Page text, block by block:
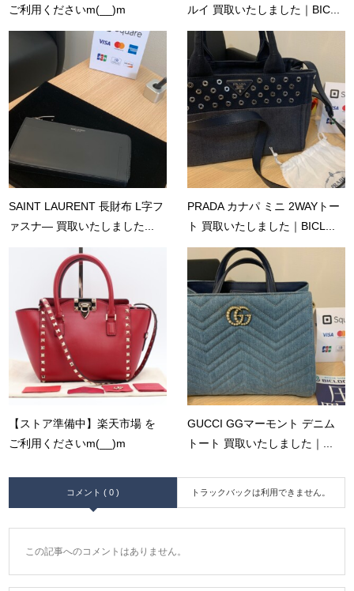
ご利用くださいm(__)m
ルイ 買取いたしました｜BIC...
SAINT LAURENT 長財布 L字フ
ァスナ― 買取いたしました...
PRADA カナパ ミニ 2WAYトー
ト 買取いたしました｜BICL...
【ストア準備中】楽天市場 を
ご利用くださいm(__)m
GUCCI GGマーモント デニム
トート 買取いたしました｜...
コメント ( 0 ) トラックバックは利用できません。
この記事へのコメントはありません。